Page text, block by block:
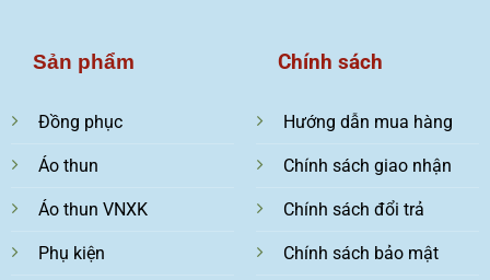
Sản phẩm
Đồng phục
Áo thun
Áo thun VNXK
Phụ kiện
Chính sách
Hướng dẫn mua hàng
Chính sách giao nhận
Chính sách đổi trả
Chính sách bảo mật